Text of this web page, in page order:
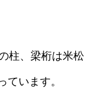
柱、梁桁は米松
ています。